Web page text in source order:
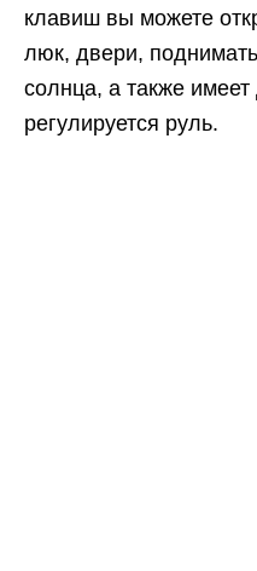
клавиш вы можете
люк, двери,
солнца, а также
регулируется руль.